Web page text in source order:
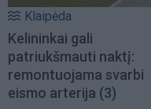
Klaipėda
Kelininkai gali
patriukšmauti naktį:
remontuojama svarbi
eismo arterija (3)